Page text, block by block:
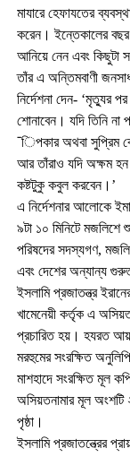
মাযারে হেফাযতের
করেন। ইন্তেকালের বছর
আনিয়ে নেন এবং কিছুটা
তাঁর এ অন্তিমবাণী
নির্দেশনা দেন- ‘মৃত্যুর
শোনাবেন। যদি তিনি না
¯িপকার অথবা সুপ্রিম
আর তাঁরাও যদি অক্ষম
কষ্টটুকু কবুল করবেন।’
এ নির্দেশনার আলোকে
৯টা ১০ মিনিটে মজলিশে
পরিষদের সদস্যগণ,
এবং দেশের অন্যান্য
ইসলামি প্রজাতন্ত্র
খামেনেয়ী কর্তৃক এ
প্রচারিত হয়। হযরত
মরহুমের সংরক্ষিত
মাশহাদে সংরক্ষিত মূল
অসিয়তনামার মূল অংশটি
পৃষ্ঠা।
ইসলামি প্রজাতন্ত্রের